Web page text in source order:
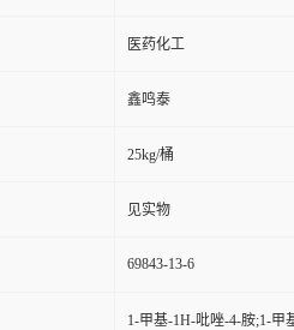
医药化工
鑫鸣泰
25kg/桶
见实物
69843-13-6
1-甲基-1H-吡唑-4-胺;1-甲